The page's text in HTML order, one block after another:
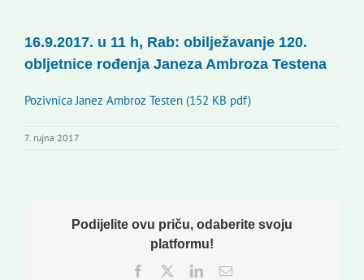
16.9.2017. u 11 h, Rab: obilježavanje 120.
obljetnice rođenja Janeza Ambroza Testena
Pozivnica Janez Ambroz Testen (152 KB pdf)
7. rujna 2017
Podijelite ovu priču, odaberite svoju
platformu!
Facebook
TwitterLinkedInEmail: